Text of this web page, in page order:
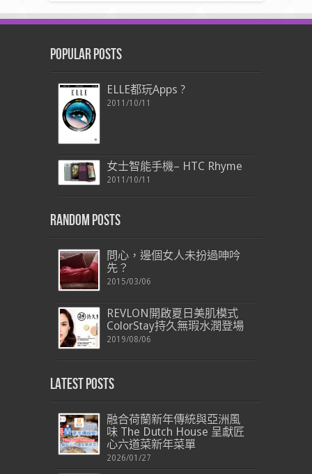
Popular Posts
ELLE都玩Apps ?
2011/10/11
女士智能手機– HTC Rhyme
2011/10/11
Random Posts
問心，邊個女人未扮過呻吟
先？
2015/03/06
REVLON開啟夏日美肌模式
ColorStay持久無瑕水潤登場
2019/08/06
Latest Posts
融合荷蘭新年傳統與亞洲風
味 The Dutch House 呈獻匠
心六道菜新年菜單
2026/01/27